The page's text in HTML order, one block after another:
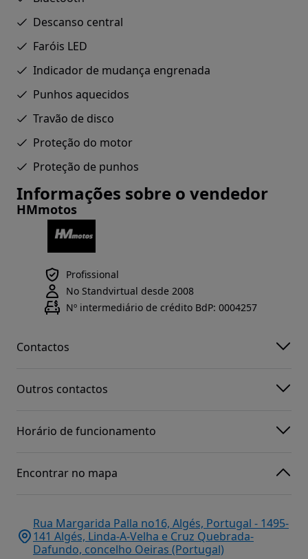
Descanso central
Faróis LED
Indicador de mudança engrenada
Punhos aquecidos
Travão de disco
Proteção do motor
Proteção de punhos
Informações sobre o vendedor
HMmotos
Profissional
No Standvirtual desde 2008
Nº intermediário de crédito BdP: 0004257
Contactos
Outros contactos
Horário de funcionamento
Encontrar no mapa
Rua Margarida Palla no16, Algés, Portugal - 1495-
141 Algés, Linda-A-Velha e Cruz Quebrada-
Dafundo, concelho Oeiras (Portugal)